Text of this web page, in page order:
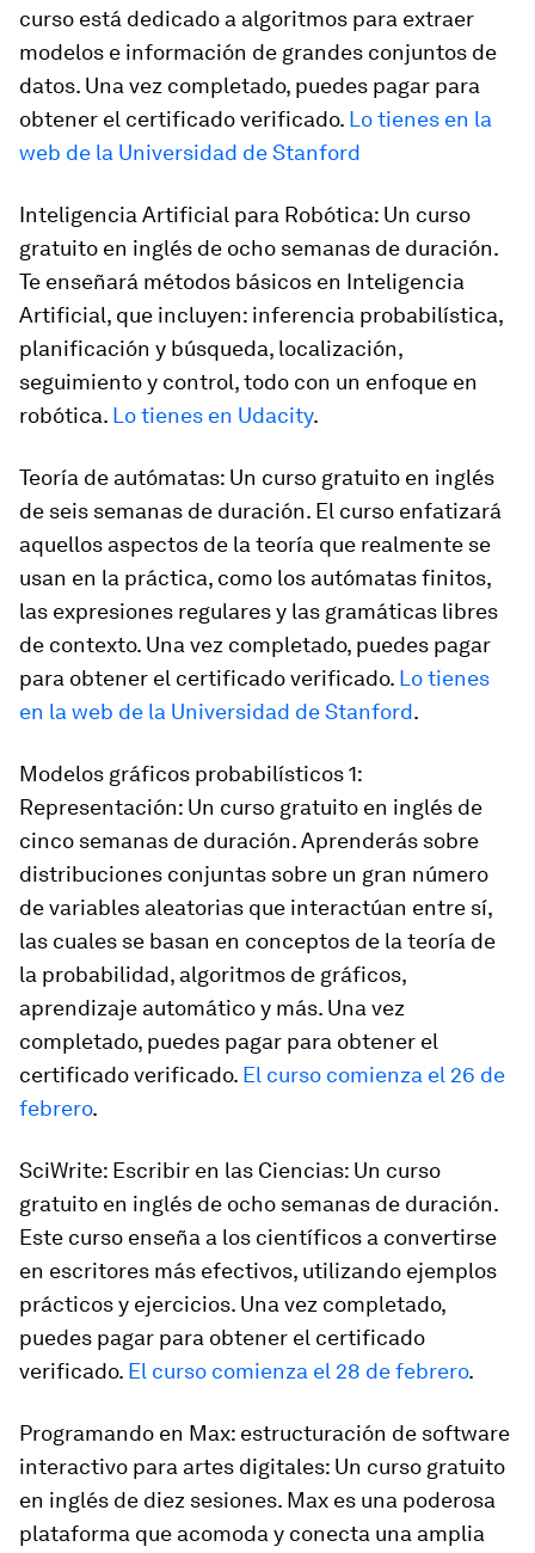
curso está dedicado a algoritmos para extraer
modelos e información de grandes conjuntos de
datos. Una vez completado, puedes pagar para
obtener el certificado verificado. Lo tienes en la
web de la Universidad de Stanford
Inteligencia Artificial para Robótica: Un curso
gratuito en inglés de ocho semanas de duración.
Te enseñará métodos básicos en Inteligencia
Artificial, que incluyen: inferencia probabilística,
planificación y búsqueda, localización,
seguimiento y control, todo con un enfoque en
robótica. Lo tienes en Udacity.
Teoría de autómatas: Un curso gratuito en inglés
de seis semanas de duración. El curso enfatizará
aquellos aspectos de la teoría que realmente se
usan en la práctica, como los autómatas finitos,
las expresiones regulares y las gramáticas libres
de contexto. Una vez completado, puedes pagar
para obtener el certificado verificado. Lo tienes
en la web de la Universidad de Stanford.
Modelos gráficos probabilísticos 1:
Representación: Un curso gratuito en inglés de
cinco semanas de duración. Aprenderás sobre
distribuciones conjuntas sobre un gran número
de variables aleatorias que interactúan entre sí,
las cuales se basan en conceptos de la teoría de
la probabilidad, algoritmos de gráficos,
aprendizaje automático y más. Una vez
completado, puedes pagar para obtener el
certificado verificado. El curso comienza el 26 de
febrero.
SciWrite: Escribir en las Ciencias: Un curso
gratuito en inglés de ocho semanas de duración.
Este curso enseña a los científicos a convertirse
en escritores más efectivos, utilizando ejemplos
prácticos y ejercicios. Una vez completado,
puedes pagar para obtener el certificado
verificado. El curso comienza el 28 de febrero.
Programando en Max: estructuración de software
interactivo para artes digitales: Un curso gratuito
en inglés de diez sesiones. Max es una poderosa
plataforma que acomoda y conecta una amplia